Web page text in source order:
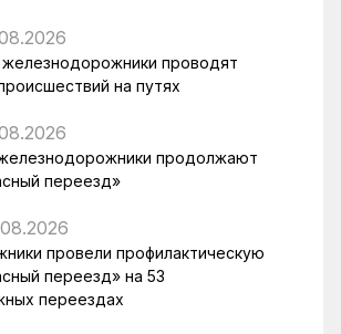
проводят
на путях
продолжают
переезд»
провели профилактическую
переезд» на 53
переездах